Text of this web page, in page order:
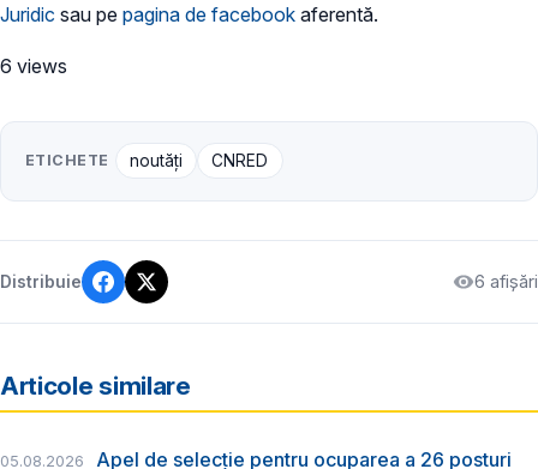
Juridic sau pe pagina de facebook aferentă.
6 views
ETICHETE noutăți CNRED
Distribuie 6 afișări
Articole similare
05.08.2026
Apel de selecție pentru ocuparea a 26 posturi